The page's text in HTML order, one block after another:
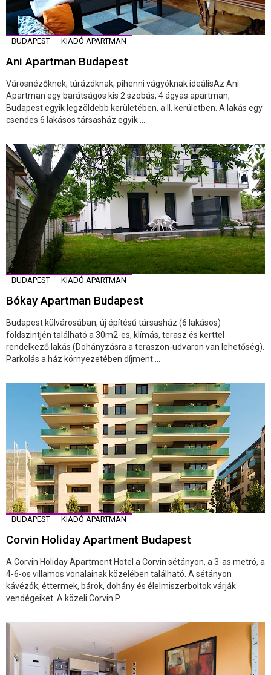
BUDAPEST KIADÓ APARTMAN
Ani Apartman Budapest
Városnézőknek, túrázóknak, pihenni vágyóknak ideálisAz Ani
Apartman egy barátságos kis 2 szobás, 4 ágyas apartman,
Budapest egyik legzöldebb kerületében, a II. kerületben. A lakás egy
csendes 6 lakásos társasház egyik ...
BUDAPEST KIADÓ APARTMAN
Bókay Apartman Budapest
Budapest külvárosában, új építésű társasház (6 lakásos)
földszintjén található a 30m2-es, klímás, terasz és kerttel
rendelkező lakás (Dohányzásra a teraszon-udvaron van lehetőség).
Parkolás a ház környezetében díjment ...
BUDAPEST KIADÓ APARTMAN
Corvin Holiday Apartment Budapest
A Corvin Holiday Apartment Hotel a Corvin sétányon, a 3-as metró, a
4-6-os villamos vonalainak közelében található. A sétányon
kávézók, éttermek, bárok, dohány és élelmiszerboltok várják
vendégeiket. A közeli Corvin P ...